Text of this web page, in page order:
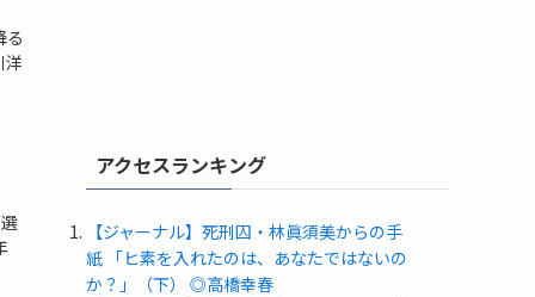
洋
アクセスランキング
【ジャーナル】死刑囚・林眞須美からの手
紙 「ヒ素を入れたのは、あなたではないの
か？」（下） ◎高橋幸春